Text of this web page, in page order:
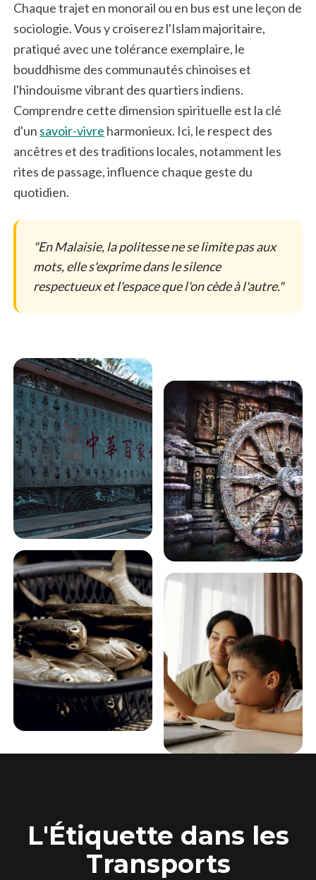
Chaque trajet en monorail ou en bus est une leçon de
sociologie. Vous y croiserez l'Islam majoritaire,
pratiqué avec une tolérance exemplaire, le
bouddhisme des communautés chinoises et
l'hindouisme vibrant des quartiers indiens.
Comprendre cette dimension spirituelle est la clé
d'un savoir-vivre harmonieux. Ici, le respect des
ancêtres et des traditions locales, notamment les
rites de passage, influence chaque geste du
quotidien.
"En Malaisie, la politesse ne se limite pas aux
mots, elle s'exprime dans le silence
respectueux et l'espace que l'on cède à l'autre."
L'Étiquette dans les
Transports